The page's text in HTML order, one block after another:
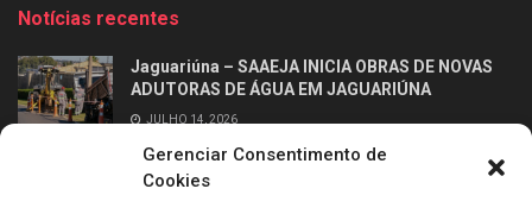
Gerenciar Consentimento de
Cookies
Notícias recentes
Jaguariúna – SAAEJA INICIA OBRAS DE NOVAS
ADUTORAS DE ÁGUA EM JAGUARIÚNA
JULHO 14, 2026
Ribeirão Preto – Professor Alfabetizador chega
às salas de aula dos 2º anos da rede municipal